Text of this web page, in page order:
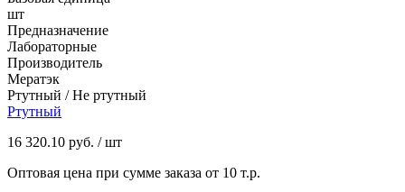
шт
Предназначение
Лабораторные
Производитель
Мератэк
Ртутный / Не ртутный
Ртутный
16 320.10 руб. / шт
Оптовая цена при сумме заказа от 10 т.р.